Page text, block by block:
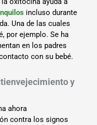
incluso durante
Una de las cuales
por ejemplo. Se ha
en los padres
con su bebé.
y
ahora
contra los signos